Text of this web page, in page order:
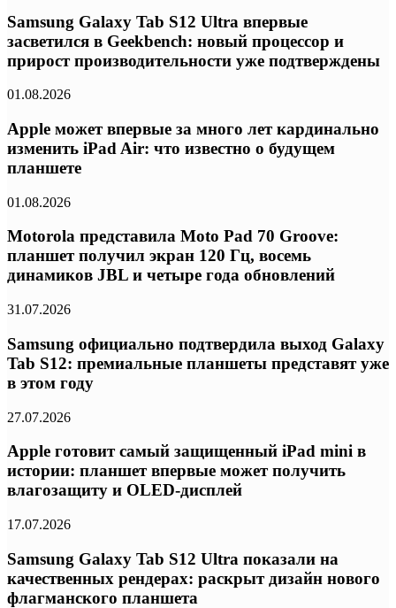
Samsung Galaxy Tab S12 Ultra впервые
засветился в Geekbench: новый процессор и
прирост производительности уже подтверждены
01.08.2026
Apple может впервые за много лет кардинально
изменить iPad Air: что известно о будущем
планшете
01.08.2026
Motorola представила Moto Pad 70 Groove:
планшет получил экран 120 Гц, восемь
динамиков JBL и четыре года обновлений
31.07.2026
Samsung официально подтвердила выход Galaxy
Tab S12: премиальные планшеты представят уже
в этом году
27.07.2026
Apple готовит самый защищенный iPad mini в
истории: планшет впервые может получить
влагозащиту и OLED-дисплей
17.07.2026
Samsung Galaxy Tab S12 Ultra показали на
качественных рендерах: раскрыт дизайн нового
флагманского планшета